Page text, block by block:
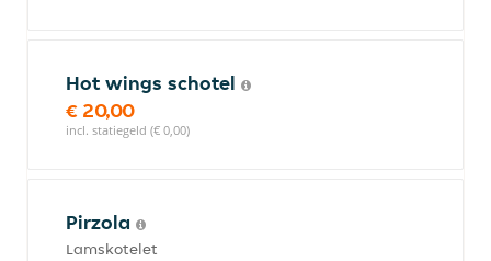
Hot wings schotel
€ 20,00
incl. statiegeld (€ 0,00)
Pirzola
Lamskotelet